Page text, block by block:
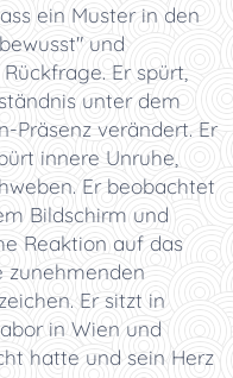
ein Muster in den
und
Er spürt,
unter dem
Präsenz verändert. Er
innere Unruhe,
Er beobachtet
Bildschirm und
Reaktion auf das
zunehmenden
Er sitzt in
in Wien und
hatte und sein Herz